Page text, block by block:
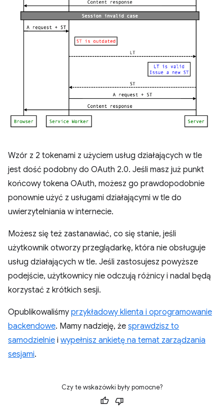
Wzór z 2 tokenami z użyciem usług działających w tle
jest dość podobny do OAuth 2.0. Jeśli masz już punkt
końcowy tokena OAuth, możesz go prawdopodobnie
ponownie użyć z usługami działającymi w tle do
uwierzytelniania w internecie.
Możesz się też zastanawiać, co się stanie, jeśli
użytkownik otworzy przeglądarkę, która nie obsługuje
usług działających w tle. Jeśli zastosujesz powyższe
podejście, użytkownicy nie odczują różnicy i nadal będą
korzystać z krótkich sesji.
Opublikowaliśmy przykładowy klienta i oprogramowanie
backendowe. Mamy nadzieję, że sprawdzisz to
samodzielnie i wypełnisz ankietę na temat zarządzania
sesjami.
Czy te wskazówki były pomocne?